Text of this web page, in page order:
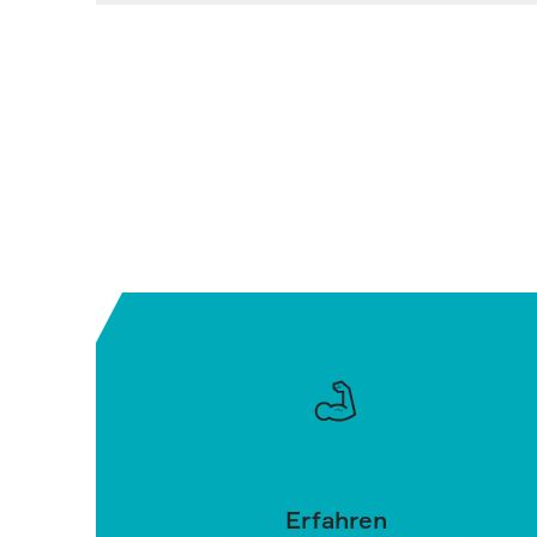
Erfahren